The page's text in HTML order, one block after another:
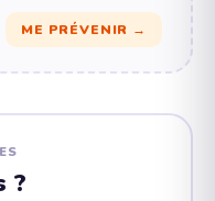
ME PRÉVENIR →
?